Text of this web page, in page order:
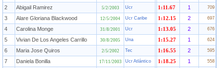
2 Abigail Ramirez 5/2/2003 Ucr 1:11.67 1 709
3 Alare Gloriana Blackwood 12/5/2004 Ucr Caribe 1:12.15 2 697
4 Carolina Monge 31/8/2001 Ucr 1:13.05 2 676
5 Vivian De Los Angeles Carrillo 30/8/2005 Una 1:15.27 1 624
6 Maria Jose Quiros 2/5/2002 Tec 1:16.55 2 595
7 Daniela Bonilla 17/11/2003 Ucr Atlántico 1:18.25 1 558